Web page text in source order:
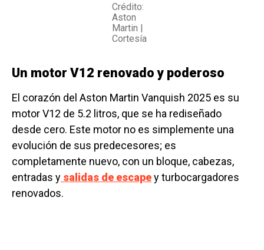
Crédito:
Aston
Martin |
Cortesía
Un motor V12 renovado y poderoso
El corazón del Aston Martin Vanquish 2025 es su
motor V12 de 5.2 litros, que se ha rediseñado
desde cero. Este motor no es simplemente una
evolución de sus predecesores; es
completamente nuevo, con un bloque, cabezas,
entradas y salidas de escapey turbocargadores
renovados.